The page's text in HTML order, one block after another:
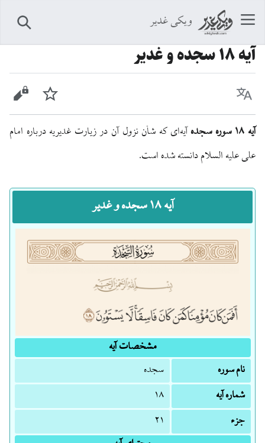
ویکی غدیر
آيه ۱۸ سجده و غدیر
زبان پیگیری
آیه ۱۸ سوره سجده
آیه‌ای که شأن نزول آن در زیارت غدیریه درباره امام
علی علیه السلام دانسته شده است.
آیه ۱۸ سجده و غدیر
مشخصات آیه
نام سوره
سجده
شماره آیه
۱۸
جزء
۲۱